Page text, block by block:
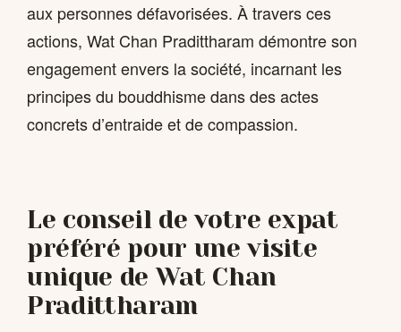
aux personnes défavorisées. À travers ces
actions, Wat Chan Pradittharam démontre son
engagement envers la société, incarnant les
principes du bouddhisme dans des actes
concrets d’entraide et de compassion.
Le conseil de votre expat
préféré pour une visite
unique de Wat Chan
Pradittharam